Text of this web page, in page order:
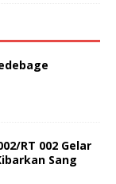
RT 002 Gelar
Sang